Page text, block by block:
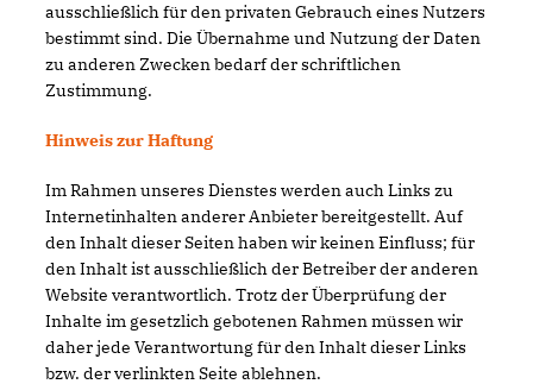
ausschließlich für den privaten Gebrauch eines Nutzers
bestimmt sind. Die Übernahme und Nutzung der Daten
zu anderen Zwecken bedarf der schriftlichen
Zustimmung.
Hinweis zur Haftung
Im Rahmen unseres Dienstes werden auch Links zu
Internetinhalten anderer Anbieter bereitgestellt. Auf
den Inhalt dieser Seiten haben wir keinen Einfluss; für
den Inhalt ist ausschließlich der Betreiber der anderen
Website verantwortlich. Trotz der Überprüfung der
Inhalte im gesetzlich gebotenen Rahmen müssen wir
daher jede Verantwortung für den Inhalt dieser Links
bzw. der verlinkten Seite ablehnen.